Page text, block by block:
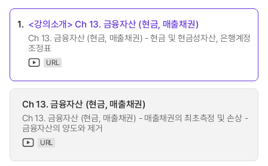
1. <강의소개> Ch 13. 금융자산 (현금, 매출채권)
Ch 13. 금융자산 (현금, 매출채권) - 현금 및 현금성자산, 은행계정
조정표
URL
Ch 13. 금융자산 (현금, 매출채권)
Ch 13. 금융자산 (현금, 매출채권) - 매출채권의 최초측정 및 손상 -
금융자산의 양도와 제거
URL